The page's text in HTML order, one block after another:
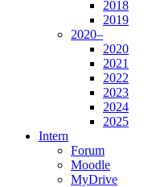
2018
2019
2020–
2020
2021
2022
2023
2024
2025
Intern
Forum
Moodle
MyDrive